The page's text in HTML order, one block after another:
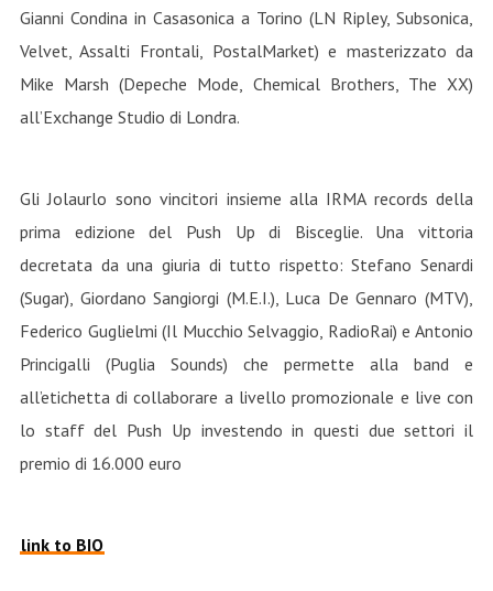
Gianni Condina in Casasonica a Torino (LN Ripley, Subsonica,
Velvet, Assalti Frontali, PostalMarket) e masterizzato da
Mike Marsh (Depeche Mode, Chemical Brothers, The XX)
all’Exchange Studio di Londra.
Gli Jolaurlo sono vincitori insieme alla IRMA records della
prima edizione del Push Up di Bisceglie. Una vittoria
decretata da una giuria di tutto rispetto: Stefano Senardi
(Sugar), Giordano Sangiorgi (M.E.I.), Luca De Gennaro (MTV),
Federico Guglielmi (Il Mucchio Selvaggio, RadioRai) e Antonio
Princigalli (Puglia Sounds) che permette alla band e
all’etichetta di collaborare a livello promozionale e live con
lo staff del Push Up investendo in questi due settori il
premio di 16.000 euro
link to BIO